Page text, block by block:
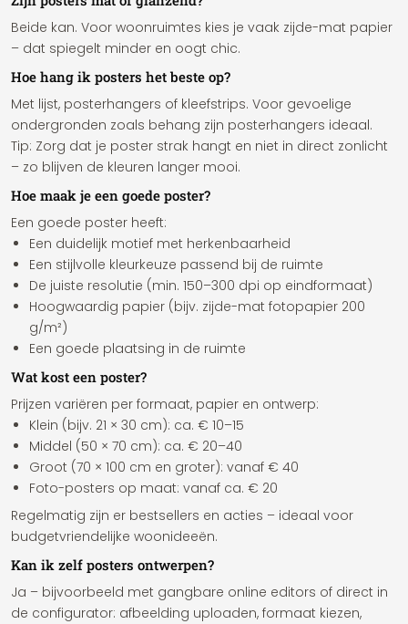
Beide kan. Voor woonruimtes kies je vaak zijde-mat papier
– dat spiegelt minder en oogt chic.
Hoe hang ik posters het beste op?
Met lijst, posterhangers of kleefstrips. Voor gevoelige
ondergronden zoals behang zijn posterhangers ideaal.
Tip: Zorg dat je poster strak hangt en niet in direct zonlicht
– zo blijven de kleuren langer mooi.
Hoe maak je een goede poster?
Een goede poster heeft:
Een duidelijk motief met herkenbaarheid
Een stijlvolle kleurkeuze passend bij de ruimte
De juiste resolutie (min. 150–300 dpi op eindformaat)
Hoogwaardig papier (bijv. zijde-mat fotopapier 200
g/m²)
Een goede plaatsing in de ruimte
Wat kost een poster?
Prijzen variëren per formaat, papier en ontwerp:
Klein (bijv. 21 × 30 cm): ca. € 10–15
Middel (50 × 70 cm): ca. € 20–40
Groot (70 × 100 cm en groter): vanaf € 40
Foto-posters op maat: vanaf ca. € 20
Regelmatig zijn er bestsellers en acties – ideaal voor
budgetvriendelijke woonideeën.
Kan ik zelf posters ontwerpen?
Ja – bijvoorbeeld met gangbare online editors of direct in
de configurator: afbeelding uploaden, formaat kiezen,